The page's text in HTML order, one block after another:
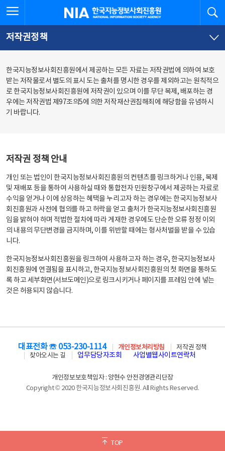
문
로
가
체
뉴
바
가
한국지능정보사회진흥원
저작권정책
한국지능정보사회진흥원에서 제공하는 모든 자료는 저작권법에 의하여 보호
받는 저작물로서 별도의 표시 도는 출처를 명시한 경우를 제외하고는 원칙적으
로 한국지능정보사회진흥원에 저작권이 있으며 이를 무단 복제, 배포하는 경
우에는 저작권법 제97조의5에 의한 저작재산권침해죄에 해당함을 유념하시
기 바랍니다.
저작권 정책 안내
개인 또는 법인이 한국지능정보사회진흥원의 컨텐츠를 링크하거나 인용, 복제
및 재배포 등을 통하여 사용하실 때와 통합전자 민원창구에서 제공하는 자료로
수익을 얻거나 이에 상응하는 혜택을 누리고자 하는 경우에는 한국지능정보사
회진흥원과 사전에 협의를 하고 허락을 얻고 출처가 한국지능정보사회진흥원
임을 밝혀야 하며 적법한 절차에 따라 게재한 경우에도 단순한 오류 정정 이외
의 내용의 무단변경을 금지하며, 이를 위반할 때에는 형사처벌을 받을 수 있습
니다.
한국지능정보사회진흥원을 링크하여 사용하고자 하는 경우, 한국지능정보사
회진흥원에 연결됨을 표시하고, 한국지능정보사회진흥원의 첫 화면을 통하도
록 하고 세부화면(서브도메인)으로 링크시키거나 페이지를 프레임 안에 넣는
것은 허용되지 않습니다.
TOP
대표전화 ☏ 053-230-1114 개인정보처리방침
저작권 정책
찾아오시는 길
업무담당자조회 사업별웹사이트연락처
개인정보보호책임자 : 양현수 안전경영관리단장
Copyright © 2020 한국지능정보사회진흥원. All Rights Reserved.